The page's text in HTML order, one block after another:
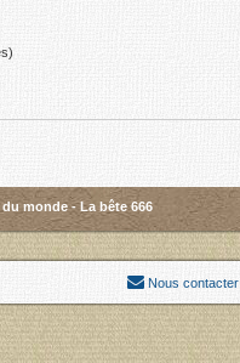
du monde -La bête 666
Nous contacter